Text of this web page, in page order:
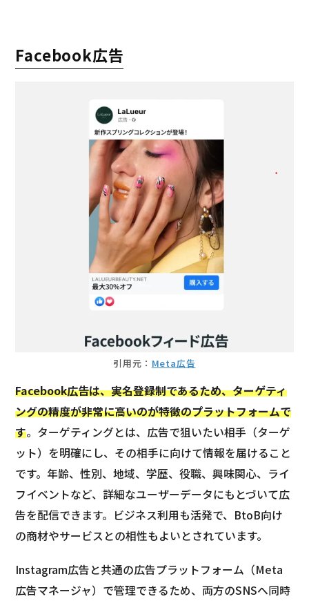
Facebook広告
引用元： Meta広告
Facebook広告は、実名登録制であるため、ターゲティ
ングの精度が非常に高いのが特徴のプラットフォームで
す。ターゲティングとは、広告で狙いたい相手（ターゲ
ット）を明確にし、その相手に向けて情報を届けること
です。年齢、性別、地域、学歴、役職、興味関心、ライ
フイベントなど、詳細なユーザーデータにもとづいて広
告を配信できます。ビジネス利用も活発で、BtoB向け
の商材やサービスとの相性もよいとされています。
Instagram広告と共通の広告プラットフォーム（Meta
広告マネージャ）で管理できるため、両方のSNSへ同時